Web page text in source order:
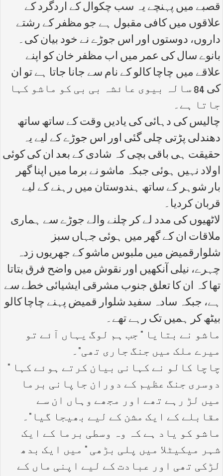
قصبے میں پہنچے یہ سب چکوال کے اردگرد کے
علاقوں میں کافی مقبول ہے جو مظفر کے رشتے
داروں، دوستوں اور اس جوڑے نے خود بیان کی۔
بانوے سال کی عمر میں اب مظفر خان کو اپنے
علاقے میں چاچا کالو کے نام سے جانا جاتا ہے تو ان
کی 84 سالہ بیوی عائشہ بی بی کو ماشو کہا
جاتا ہے۔
چالیس کی دہائی کی یادیں وقت کے ساتھ ساتھ
دھندلی پڑتی چلی گئی اور اس جوڑے کے لیے یہ
حقیقت ہی باقی بچی کہ شادی کے بعد ان کی کوئی
اولاد نہیں ہوئی جبکہ ماشو نے برما میں اپنا گھر
بار شوہر کے ساتھ ہندوستان میں رہنے کے لیے
قربان کردیا۔
لاٹھیوں کی مدد لے کر چلنے والے جوڑے سے ہماری
ملاقات ان کے گھر میں ہوئی جہاں سبز
شلوارقمیض میں ملبوس ماشو کے جھریوں زدہ
چہرے، نیلی آنکھیں اور نقوش میں واضح فرق بتاتا
تھا کہ ان کا تعلق جنوب مشرقی ایشیائی خطے سے
ہے، جبکہ سادہ سفید شلوار قمیض پہنے چاچا کالو
بیٹھ کر ہمیں تک رہے تھے۔
ماشو نے بتایا " جب ہم لوگ یہاں آئے تو
میرے ملک میں جنگ جاری تھی"۔
چاچا کالو نے کہانی بیان کرتے ہوئے کہا "
دوسری جنگ عظیم کے دوران جاپانی برما
میں لڑ رہے تھے اور مجھے وہاں ان سے
مقابلے کے ایک مشن کے لیے بھیجا گیا"۔
ماشو کو یاد ہے کہ وہ وسطی برما کے ایک
شہر میکیٹلا میں پلی بڑھی " میں ایک بدھ
لڑکی تھی اور عبادت کے لیے اپنی ماں کے